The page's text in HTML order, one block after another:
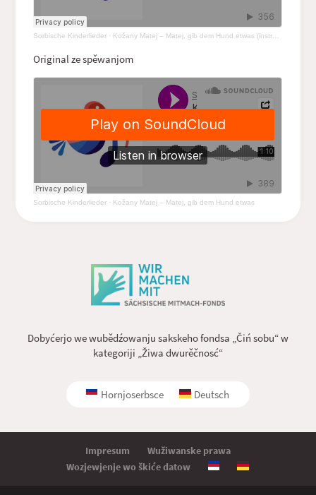
Sorbische Kinderlieder · Kožany Matej – Matej, gib dem Hund etwas (instrumental)
Original ze spěwanjom
Sorbische Kinderlieder · Kožany Matej – Matej, gib dem Hund etwas
Dobyćerjo we wubědźowanju sakskeho fondsa „Čiń sobu“ w
kategoriji „Žiwa dwurěčnosć“
Hornjoserbsce Deutsch
Impresum
Wužiwanske prawa
Wozjewjenje wo škiće datow